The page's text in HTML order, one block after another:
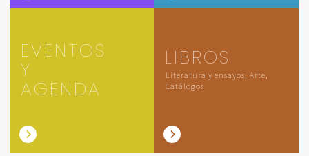
EVENTOS
Y
AGENDA
LIBROS
Literatura y ensayos, Arte,
Catálogos